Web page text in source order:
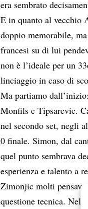
era sembrato
E in quanto al
doppio memorabile,
francesi su di lui
non è l’ideale per un
linciaggio in caso di
Ma partiamo
Monfils e Tipsarevic.
nel secondo set, negli
0 finale. Simon, dal
quel punto sembrava
esperienza e talento a
Zimonjic molti
questione tecnica. Nel